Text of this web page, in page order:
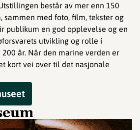
består av mer enn 150
sammen med foto, film, tekster og
publikum en god opplevelse og en
utvikling og rolle i
år. Når den marine verden er
kort vei over til det nasjonale